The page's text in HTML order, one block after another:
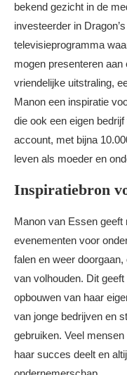
bekend gezicht in de
investeerder in
televisieprogramma
mogen presenteren
vriendelijke uitstraling,
Manon een inspiratie
die ook een eigen
account, met bijna
leven als moeder en
Inspiratiebron
Manon van Essen geeft
evenementen voor
falen en weer
van volhouden. Dit
opbouwen van haar
van jonge bedrijven en
gebruiken. Veel
haar succes deelt en